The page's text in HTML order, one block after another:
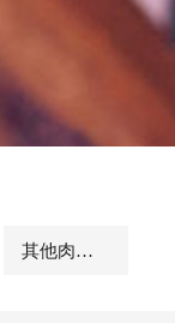
其他肉品及相關商品